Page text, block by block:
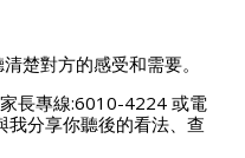
楚對方的感受和需要。
長專線:6010-4224 或電
我分享你聽後的看法、查